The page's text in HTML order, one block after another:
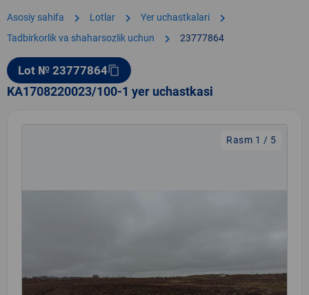
Asosiy sahifa chevron_right Lotlar chevron_right Yer uchastkalari chevron_right
Tadbirkorlik va shaharsozlik uchun chevron_right 23777864
Lot № 23777864content_copy
KA1708220023/100-1 yer uchastkasi
Rasm 1 / 5